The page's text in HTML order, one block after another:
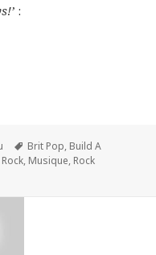
:
Mots-
clés
Brit Pop, Build A
, Musique, Rock